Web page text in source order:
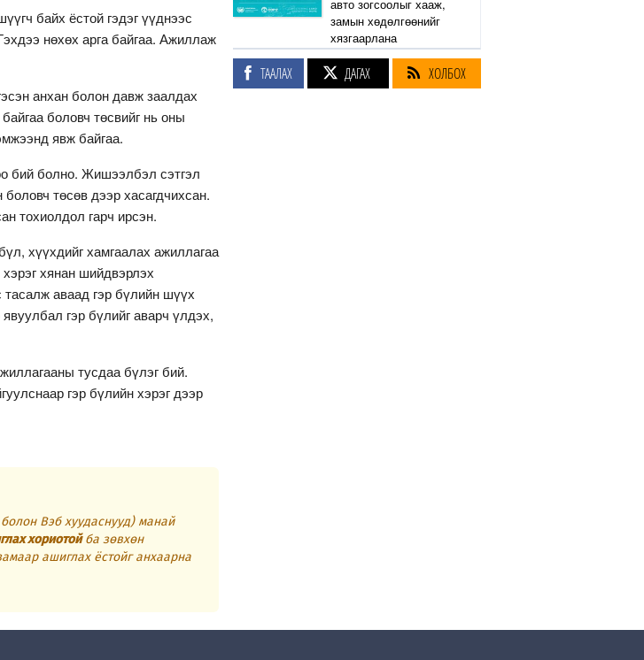
байх ёстой гэдэг үүднээс
нөхөх арга байгаа. Ажиллаж
анхан болон давж заалдах
боловч төсвийг нь оны
явж байгаа.
бий болно. Жишээлбэл сэтгэл
төсөв дээр хасагдчихсан.
тохиолдол гарч ирсэн.
хүүхдийг хамгаалах ажиллагаа
хянан шийдвэрлэх
аваад гэр бүлийн шүүх
гэр бүлийг аварч үлдэх,
тусдаа бүлэг бий.
гэр бүлийн хэрэг дээр
Вэб хуудаснууд) манай
хориотойба зөвхөн
ашиглах ёстойг анхаарна
авто зогсоолыг хааж,
замын хөдөлгөөнийг
хязгаарлана
2| 10 цаг
ТААЛАХ ДАГАХ ХОЛБОХ